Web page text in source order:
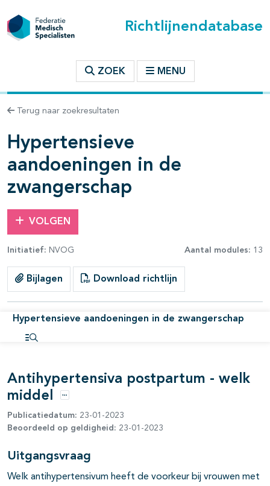
Richtlijnendatabase
ZOEK MENU
Terug naar zoekresultaten
Hypertensieve
aandoeningen in de
zwangerschap
VOLGEN
Initiatief: NVOG Aantal modules: 13
Bijlagen Download richtlijn
Hypertensieve aandoeningen in de zwangerschap
Antihypertensiva postpartum - welk
middel
Opties
Publicatiedatum: 23-01-2023
Beoordeeld op geldigheid: 23-01-2023
Uitgangsvraag
Welk antihypertensivum heeft de voorkeur bij vrouwen met